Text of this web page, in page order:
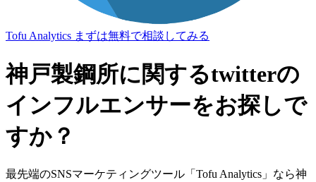
Tofu Analytics まずは無料で相談してみる
神戸製鋼所に関するtwitterの
インフルエンサーをお探しで
すか？
最先端のSNSマーケティングツール「Tofu Analytics」なら神